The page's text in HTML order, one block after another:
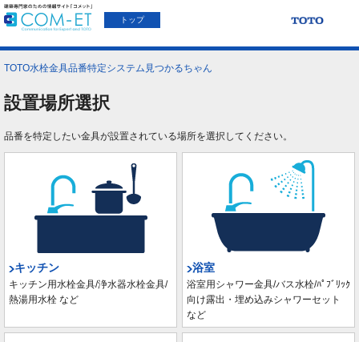
トップ
TOTO水栓金具品番特定システム見つかるちゃん
設置場所選択
品番を特定したい金具が設置されている場所を選択してください。
キッチン
キッチン用水栓金具/浄水器水栓金具/
熱湯用水栓 など
浴室
浴室用シャワー金具/バス水栓/ﾊﾟﾌﾞﾘｯｸ
向け露出・埋め込みシャワーセット
など